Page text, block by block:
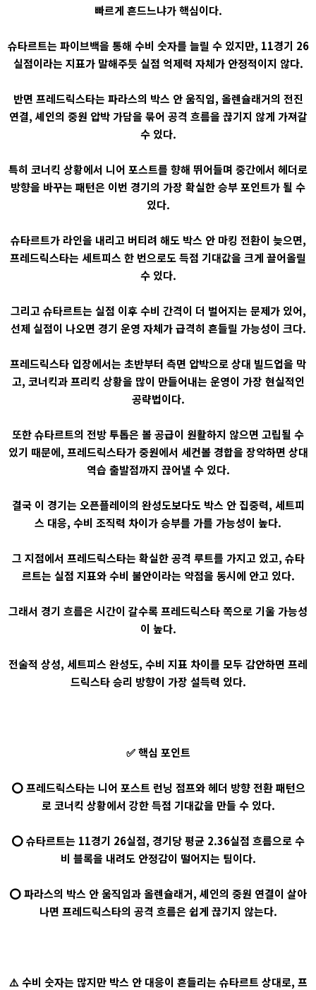
빠르게 흔드느냐가 핵심이다.
슈타르트는 파이브백을 통해 수비 숫자를 늘릴 수 있지만, 11경기 26
실점이라는 지표가 말해주듯 실점 억제력 자체가 안정적이지 않다.
반면 프레드릭스타는 파라스의 박스 안 움직임, 올렌슐래거의 전진
연결, 셰인의 중원 압박 가담을 묶어 공격 흐름을 끊기지 않게 가져갈
수 있다.
특히 코너킥 상황에서 니어 포스트를 향해 뛰어들며 중간에서 헤더로
방향을 바꾸는 패턴은 이번 경기의 가장 확실한 승부 포인트가 될 수
있다.
슈타르트가 라인을 내리고 버티려 해도 박스 안 마킹 전환이 늦으면,
프레드릭스타는 세트피스 한 번으로도 득점 기대값을 크게 끌어올릴
수 있다.
그리고 슈타르트는 실점 이후 수비 간격이 더 벌어지는 문제가 있어,
선제 실점이 나오면 경기 운영 자체가 급격히 흔들릴 가능성이 크다.
프레드릭스타 입장에서는 초반부터 측면 압박으로 상대 빌드업을 막
고, 코너킥과 프리킥 상황을 많이 만들어내는 운영이 가장 현실적인
공략법이다.
또한 슈타르트의 전방 투톱은 볼 공급이 원활하지 않으면 고립될 수
있기 때문에, 프레드릭스타가 중원에서 세컨볼 경합을 장악하면 상대
역습 출발점까지 끊어낼 수 있다.
결국 이 경기는 오픈플레이의 완성도보다도 박스 안 집중력, 세트피
스 대응, 수비 조직력 차이가 승부를 가를 가능성이 높다.
그 지점에서 프레드릭스타는 확실한 공격 루트를 가지고 있고, 슈타
르트는 실점 지표와 수비 불안이라는 약점을 동시에 안고 있다.
그래서 경기 흐름은 시간이 갈수록 프레드릭스타 쪽으로 기울 가능성
이 높다.
전술적 상성, 세트피스 완성도, 수비 지표 차이를 모두 감안하면 프레
드릭스타 승리 방향이 가장 설득력 있다.
✅ 핵심 포인트
⭕ 프레드릭스타는 니어 포스트 런닝 점프와 헤더 방향 전환 패턴으
로 코너킥 상황에서 강한 득점 기대값을 만들 수 있다.
⭕ 슈타르트는 11경기 26실점, 경기당 평균 2.36실점 흐름으로 수
비 블록을 내려도 안정감이 떨어지는 팀이다.
⭕ 파라스의 박스 안 움직임과 올렌슐래거, 셰인의 중원 연결이 살아
나면 프레드릭스타의 공격 흐름은 쉽게 끊기지 않는다.
⚠️ 수비 숫자는 많지만 박스 안 대응이 흔들리는 슈타르트 상대로, 프